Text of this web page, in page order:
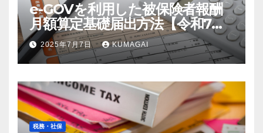
e-GOVを利用した被保険者報酬
月額算定基礎届出方法【令和7
年；2025年届出】
2025年7月7日 KUMAGAI
税務・社保